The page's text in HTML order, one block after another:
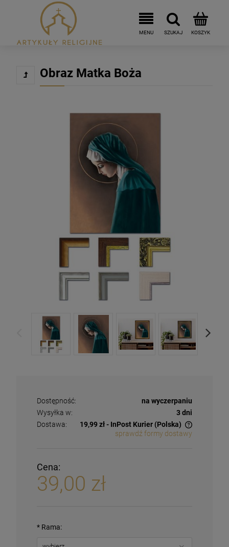
Obraz Matka Boża
Dostępność:
na wyczerpaniu
Wysyłka w:
3 dni
Dostawa:
19,99 zł- InPost Kurier (Polska)
sprawdź formy dostawy
Cena:
39,00 zł
* Rama: